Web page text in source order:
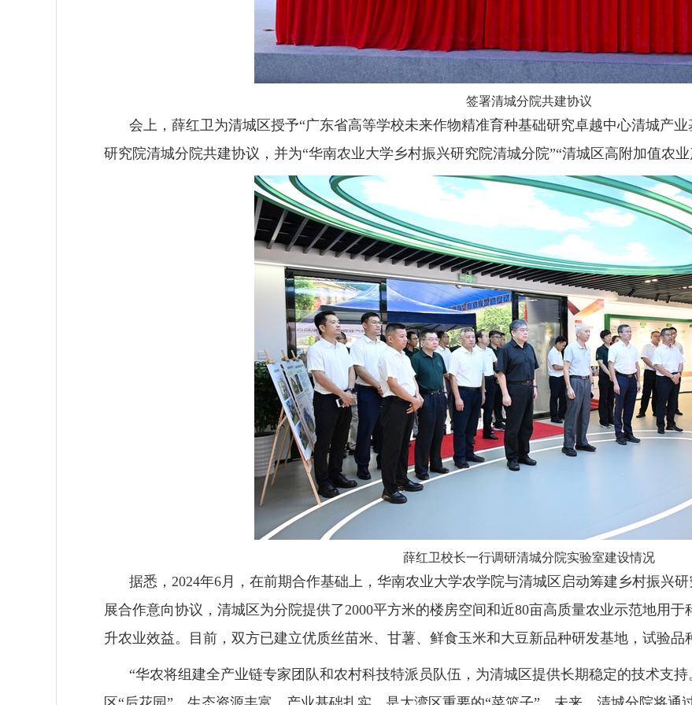
签署清城分院共建协议
会上，薛红卫为清城区授予“广东省高等学校未来作物精准育种基础研究卓越中心清城产
研究院清城分院共建协议，并为“华南农业大学乡村振兴研究院清城分院”“清城区高附加值农业
薛红卫校长一行调研清城分院实验室建设情况
据悉， 2024年6月，在前期合作基础上，华南农业大学农学院与清城区启动筹建乡村振兴
展合作意向协议，清城区为分院提供了2000平方米的楼房空间和近80亩高质量农业示范地用
升农业效益。目前，双方已建立优质丝苗米、甘薯、鲜食玉米和大豆新品种研发基地，试验品
“华农将组建全产业链专家团队和农村科技特派员队伍，为清城区提供长期稳定的技术支